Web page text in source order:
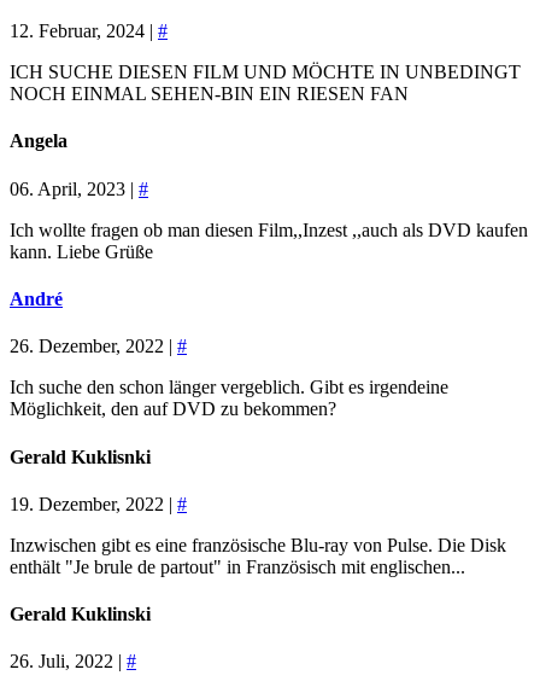
12. Februar, 2024 | #
ICH SUCHE DIESEN FILM UND MÖCHTE IN UNBEDINGT
NOCH EINMAL SEHEN-BIN EIN RIESEN FAN
Angela
06. April, 2023 | #
Ich wollte fragen ob man diesen Film,,Inzest ,,auch als DVD kaufen
kann. Liebe Grüße
André
26. Dezember, 2022 | #
Ich suche den schon länger vergeblich. Gibt es irgendeine
Möglichkeit, den auf DVD zu bekommen?
Gerald Kuklisnki
19. Dezember, 2022 | #
Inzwischen gibt es eine französische Blu-ray von Pulse. Die Disk
enthält "Je brule de partout" in Französisch mit englischen...
Gerald Kuklinski
26. Juli, 2022 | #